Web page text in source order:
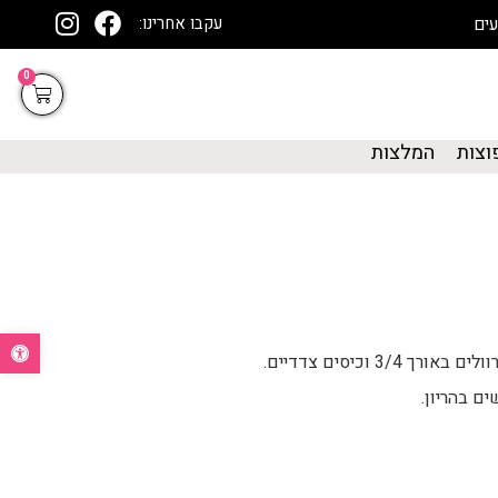
פתח
עקבו אחרינו:
0
המלצות
וכיסים צדדיים.
בהריון.